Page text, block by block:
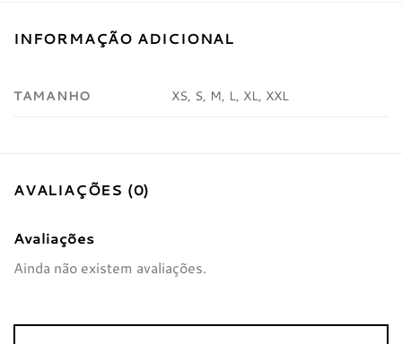
INFORMAÇÃO ADICIONAL
TAMANHO XS, S, M, L, XL, XXL
AVALIAÇÕES (0)
Avaliações
Ainda não existem avaliações.